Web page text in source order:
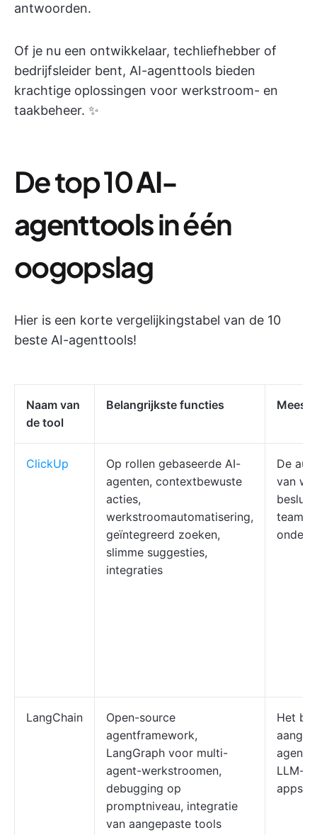
antwoorden.
Of je nu een ontwikkelaar, techliefhebber of
bedrijfsleider bent, AI-agenttools bieden
krachtige oplossingen voor werkstroom- en
taakbeheer. ✨
De top 10AI-
agenttoolsin één
oogopslag
Hier is een korte vergelijkingstabel van de 10
beste AI-agenttools!
Naam van
de tool
Belangrijkste functies Meest
ClickUp
Op rollen gebaseerde AI-
agenten, contextbewuste
acties,
werkstroomautomatisering,
geïntegreerd zoeken,
slimme suggesties,
integraties
De
van
teams
LangChain
Open-source
agentframework,
LangGraph voor multi-
agent-werkstroomen,
debugging op
promptniveau, integratie
van aangepaste tools
Het
LLM-
apps